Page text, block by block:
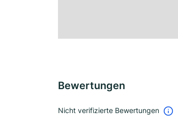
Bewertungen
Nicht verifizierte Bewertungen